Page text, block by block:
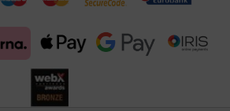
pagepage